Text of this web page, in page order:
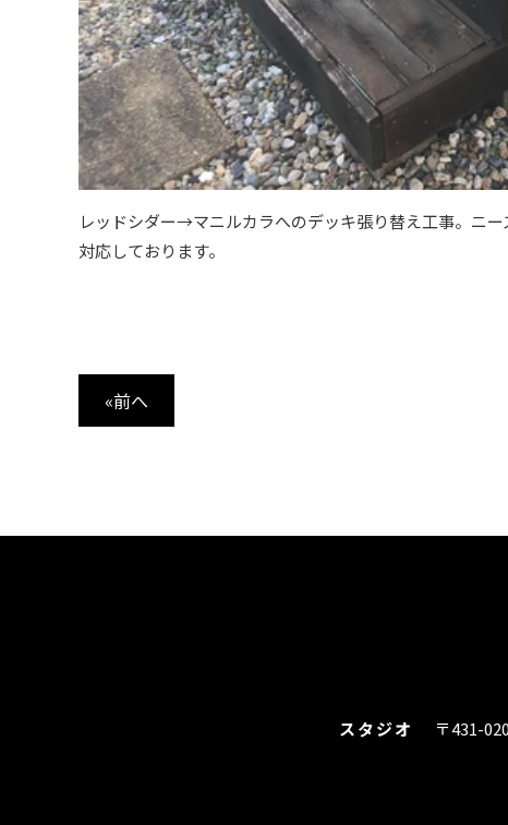
レッドシダー→マニルカラへのデッキ張り替え工事。ニ
対応しております。
«前へ
スタジオ 〒431-